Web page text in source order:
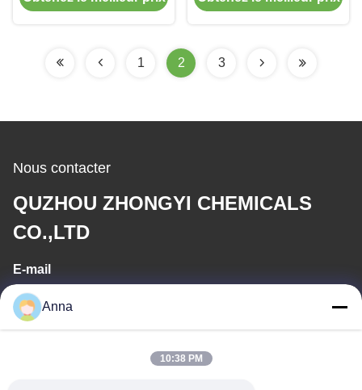
1 2 3
Nous contacter
QUZHOU ZHONGYI CHEMICALS
CO.,LTD
E-mail
wfmbeide@163.com
Anna
10:38 PM